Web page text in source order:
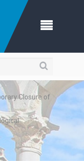
Pretraga
Closure of